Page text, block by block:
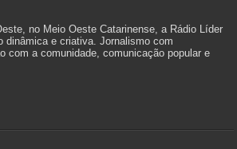
no Meio Oeste Catarinense, a Rádio Líder
dinâmica e criativa. Jornalismo com
com a comunidade, comunicação popular e